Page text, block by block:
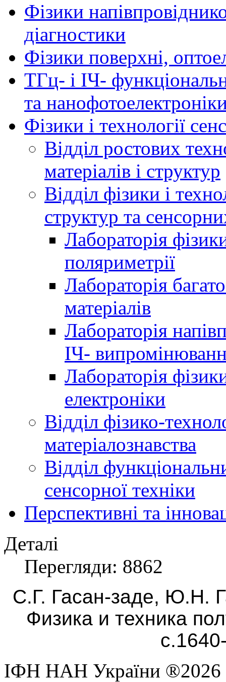
Фізики
діагностики
Фізики поверхні,
ТГц- і ІЧ-
та
Фізики і технології
Відділ ростових
матеріалів і структур
Відділ фізики і
структур та
Лабораторія
поляриметрії
Лабораторія
матеріалів
Лабораторія
ІЧ-
Лабораторія
електроніки
Відділ фізико-
матеріалознавства
Відділ
сенсорної техніки
Перспективні та
Деталі
Перегляди: 8862
С.Г. Гасан-заде, Ю.Н.
Физика и техника
ІФН НАН України ®2026